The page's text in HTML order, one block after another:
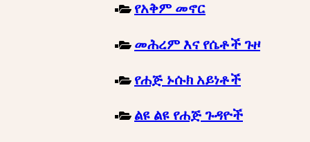
የአቅም መኖር
መሕረም እና የሴቶች ጉዞ
የሐጅ ኑሱክ አይነቶች
ልዩ ልዩ የሐጅ ጉዳዮች